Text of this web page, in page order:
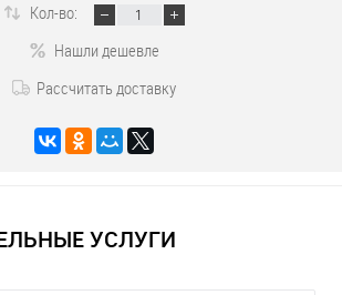
Кол-во:
Нашли дешевле
Рассчитать доставку
УСЛУГИ